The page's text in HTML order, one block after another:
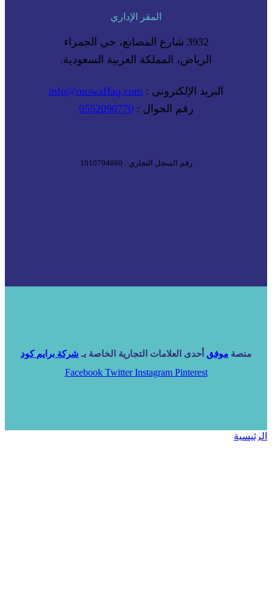
المقر الإداري
3932 شارع المصانع، حي الحمراء
الرياض، المملكة العربية السعودية.
البريد الإلكتروني : info@mowaffaq.com
رقم الجوال :0552090770
رقم السجل التجاري : 1010794660
منصة موفق أحدى العلامات التجارية الخاصة بـ شركة برايم كود
Facebook Twitter Instagram Pinterest
الرئيسية